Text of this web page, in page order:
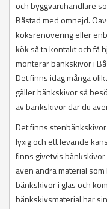
och byggvaruhandlare
Båstad med omnejd.
köksrenovering eller
kök så ta kontakt och få
monterar bänkskivor i
Det finns idag många
gäller bänkskivor så
av bänkskivor där du
Det finns
lyxig och ett levande
finns givetvis
även andra material
bänkskivor i glas och
bänkskivsmaterial har